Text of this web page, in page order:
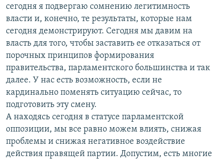
сегодня я подвергаю сомнению легитимность
власти и, конечно, те результаты, которые нам
сегодня демонстрируют. Сегодня мы давим на
власть для того, чтобы заставить ее отказаться от
порочных принципов формирования
правительства, парламентского большинства и так
далее. У нас есть возможность, если не
кардинально поменять ситуацию сейчас, то
подготовить эту смену.
А находясь сегодня в статусе парламентской
оппозиции, мы все равно можем влиять, снижая
проблемы и снижая негативное воздействие
действия правящей партии. Допустим, есть многие